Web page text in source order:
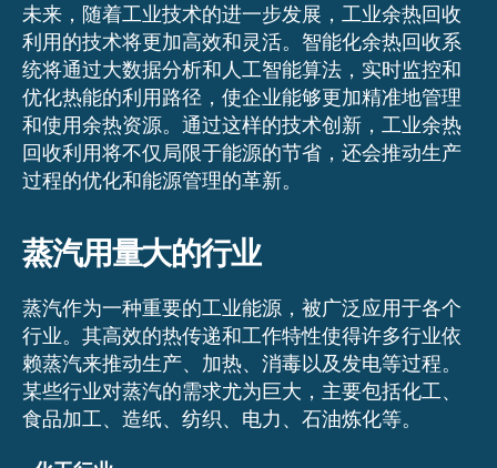
未来，随着工业技术的进一步发展，工业余热回收
利用的技术将更加高效和灵活。智能化余热回收系
统将通过大数据分析和人工智能算法，实时监控和
优化热能的利用路径，使企业能够更加精准地管理
和使用余热资源。通过这样的技术创新，工业余热
回收利用将不仅局限于能源的节省，还会推动生产
过程的优化和能源管理的革新。
蒸汽用量大的行业
蒸汽作为一种重要的工业能源，被广泛应用于各个
行业。其高效的热传递和工作特性使得许多行业依
赖蒸汽来推动生产、加热、消毒以及发电等过程。
某些行业对蒸汽的需求尤为巨大，主要包括化工、
食品加工、造纸、纺织、电力、石油炼化等。